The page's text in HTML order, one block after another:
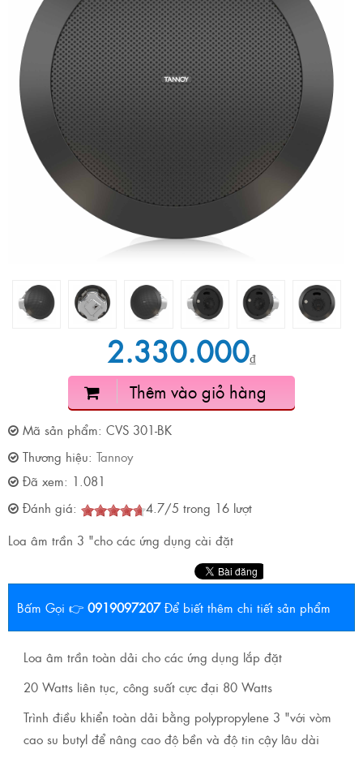
2.330.000₫
Thêm vào giỏ hàng
Mã sản phẩm: CVS 301-BK
Thương hiệu: Tannoy
Đã xem: 1.081
Đánh giá:
4.7/5 trong 16 lượt
Loa âm trần 3 "cho các ứng dụng cài đặt
Bấm Gọi 👉 0919097207 Để biết thêm chi tiết sản phẩm
Loa âm trần toàn dải cho các ứng dụng lắp đặt
20 Watts liên tục, công suất cực đại 80 Watts
Trình điều khiển toàn dải bằng polypropylene 3 "với vòm
cao su butyl để nâng cao độ bền và độ tin cậy lâu dài